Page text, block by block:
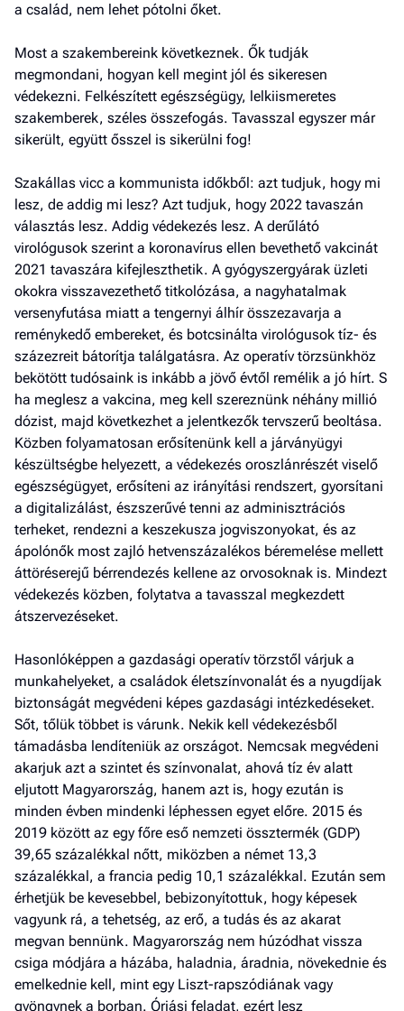
a család, nem lehet pótolni őket.
Most a szakembereink következnek. Ők tudják
megmondani, hogyan kell megint jól és sikeresen
védekezni. Felkészített egészségügy, lelkiismeretes
szakemberek, széles összefogás. Tavasszal egyszer már
sikerült, együtt ősszel is sikerülni fog!
Szakállas vicc a kommunista időkből: azt tudjuk, hogy mi
lesz, de addig mi lesz? Azt tudjuk, hogy 2022 tavaszán
választás lesz. Addig védekezés lesz. A derűlátó
virológusok szerint a koronavírus ellen bevethető vakcinát
2021 tavaszára kifejleszthetik. A gyógyszergyárak üzleti
okokra visszavezethető titkolózása, a nagyhatalmak
versenyfutása miatt a tengernyi álhír összezavarja a
reménykedő embereket, és botcsinálta virológusok tíz- és
százezreit bátorítja találgatásra. Az operatív törzsünkhöz
bekötött tudósaink is inkább a jövő évtől remélik a jó hírt. S
ha meglesz a vakcina, meg kell szereznünk néhány millió
dózist, majd következhet a jelentkezők tervszerű beoltása.
Közben folyamatosan erősítenünk kell a járványügyi
készültségbe helyezett, a védekezés oroszlánrészét viselő
egészségügyet, erősíteni az irányítási rendszert, gyorsítani
a digitalizálást, észszerűvé tenni az adminisztrációs
terheket, rendezni a keszekusza jogviszonyokat, és az
ápolónők most zajló hetvenszázalékos béremelése mellett
áttöréserejű bérrendezés kellene az orvosoknak is. Mindezt
védekezés közben, folytatva a tavasszal megkezdett
átszervezéseket.
Hasonlóképpen a gazdasági operatív törzstől várjuk a
munkahelyeket, a családok életszínvonalát és a nyugdíjak
biztonságát megvédeni képes gazdasági intézkedéseket.
Sőt, tőlük többet is várunk. Nekik kell védekezésből
támadásba lendíteniük az országot. Nemcsak megvédeni
akarjuk azt a szintet és színvonalat, ahová tíz év alatt
eljutott Magyarország, hanem azt is, hogy ezután is
minden évben mindenki léphessen egyet előre. 2015 és
2019 között az egy főre eső nemzeti össz­termék (GDP)
39,65 százalékkal nőtt, miközben a német 13,3
százalékkal, a francia pedig 10,1 százalékkal. Ezután sem
érhetjük be kevesebbel, bebizonyítottuk, hogy képesek
vagyunk rá, a tehetség, az erő, a tudás és az akarat
megvan bennünk. Magyarország nem húzódhat vissza
csiga módjára a házába, haladnia, áradnia, növekednie és
emelkednie kell, mint egy Liszt-rapszó­diának vagy
gyöngynek a borban. Óriási feladat, ezért lesz